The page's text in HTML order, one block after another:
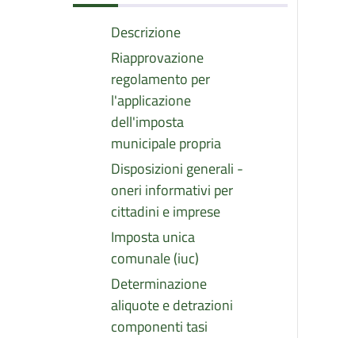
Descrizione
Riapprovazione
regolamento per
l'applicazione
dell'imposta
municipale propria
Disposizioni generali -
oneri informativi per
cittadini e imprese
Imposta unica
comunale (iuc)
Determinazione
aliquote e detrazioni
componenti tasi